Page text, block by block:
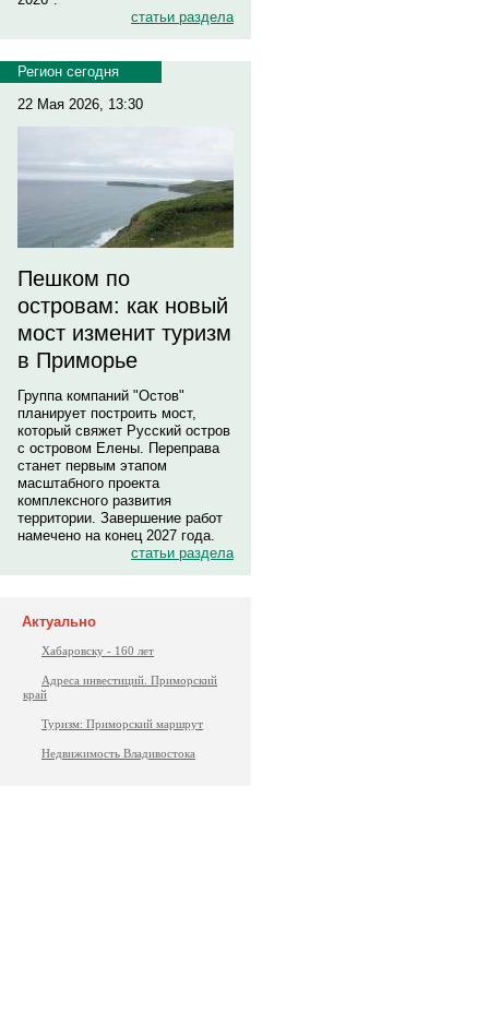
статьи раздела
Регион сегодня
22 Мая 2026, 13:30
Пешком по
островам: как новый
мост изменит туризм
в Приморье
Группа компаний "Остов"
планирует построить мост,
который свяжет Русский остров
с островом Елены. Переправа
станет первым этапом
масштабного проекта
комплексного развития
территории. Завершение работ
намечено на конец 2027 года.
статьи раздела
Актуально
Хабаровску - 160 лет
Адреса инвестиций. Приморский
край
Туризм: Приморский маршрут
Недвижимость Владивостока